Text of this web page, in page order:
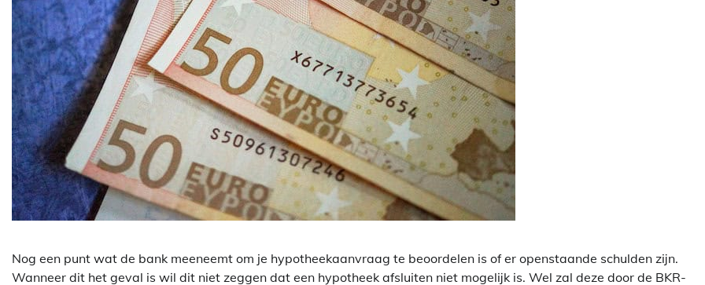
Nog een punt wat de bank meeneemt om je hypotheekaanvraag te beoordelen is of er openstaande schulden zijn.
Wanneer dit het geval is wil dit niet zeggen dat een hypotheek afsluiten niet mogelijk is. Wel zal deze door de BKR-